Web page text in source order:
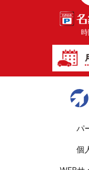
パ
個